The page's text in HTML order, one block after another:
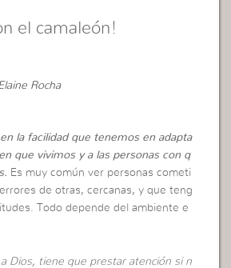
el camaleón!
Rocha
la facilidad que tenemos en adapta
que vivimos y a las personas con q
Es muy común ver personas cometi
de otras, cercanas, y que teng
Todo depende del ambiente e
Dios, tiene que prestar atención si n